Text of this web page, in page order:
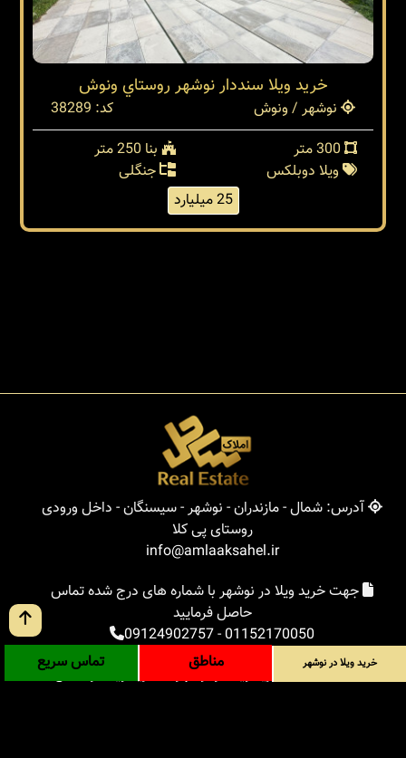
خرید ویلا سنددار نوشهر روستاي ونوش
نوشهر / ونوش
کد: 38289
بنا 250 متر
ویلا دوبلکس
جنگلی
25 میلیارد
آدرس: شمال - مازندران - نوشهر - سیسنگان - داخل ورودی
روستای پی کلا
info@amlaaksahel.ir
جهت خرید ویلا در نوشهر با شماره های درج شده تماس
حاصل فرمایید
01152170050
-
09124902757
املاک ساحل
خرید ویلا در نوشهر
خرید ویلا در شمال
خرید ویلا در نوشهر مناطق تماس سریع